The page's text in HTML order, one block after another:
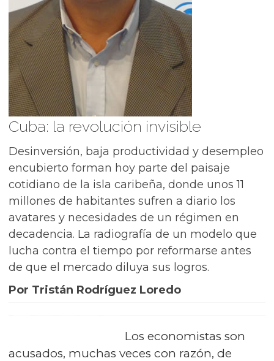
Cuba: la revolución invisible
Desinversión, baja productividad y desempleo
encubierto forman hoy parte del paisaje
cotidiano de la isla caribeña, donde unos 11
millones de habitantes sufren a diario los
avatares y necesidades de un régimen en
decadencia. La radiografía de un modelo que
lucha contra el tiempo por reformarse antes
de que el mercado diluya sus logros.
Por Tristán Rodríguez Loredo
Los economistas son
acusados, muchas veces con razón, de